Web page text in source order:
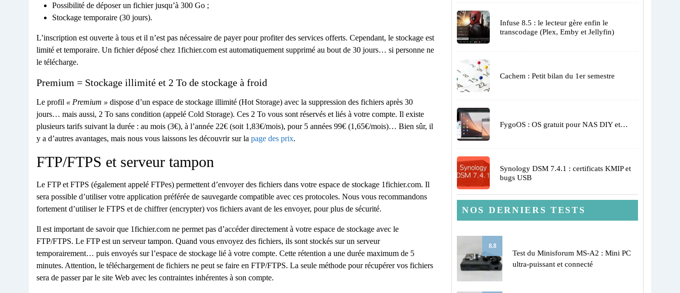
Possibilité de déposer un fichier jusqu’à 300 Go ;
Stockage temporaire (30 jours).
L’inscription est ouverte à tous et il n’est pas nécessaire de payer pour profiter des services offerts. Cependant, le stockage est
limité et temporaire. Un fichier déposé chez 1fichier.com est automatiquement supprimé au bout de 30 jours… si personne ne
le télécharge.
Premium = Stockage illimité et 2 To de stockage à froid
Le profil « Premium » dispose d’un espace de stockage illimité (Hot Storage) avec la suppression des fichiers après 30
jours… mais aussi, 2 To sans condition (appelé Cold Storage). Ces 2 To vous sont réservés et liés à votre compte. Il existe
plusieurs tarifs suivant la durée : au mois (3€), à l’année 22€ (soit 1,83€/mois), pour 5 années 99€ (1,65€/mois)… Bien sûr, il
y a d’autres avantages, mais nous vous laissons les découvrir sur la page des prix.
FTP/FTPS et serveur tampon
Le FTP et FTPS (également appelé FTPes) permettent d’envoyer des fichiers dans votre espace de stockage 1fichier.com. Il
sera possible d’utiliser votre application préférée de sauvegarde compatible avec ces protocoles. Nous vous recommandons
fortement d’utiliser le FTPS et de chiffrer (encrypter) vos fichiers avant de les envoyer, pour plus de sécurité.
Il est important de savoir que 1fichier.com ne permet pas d’accéder directement à votre espace de stockage avec le
FTP/FTPS. Le FTP est un serveur tampon. Quand vous envoyez des fichiers, ils sont stockés sur un serveur
temporairement… puis envoyés sur l’espace de stockage lié à votre compte. Cette rétention a une durée maximum de 5
minutes. Attention, le téléchargement de fichiers ne peut se faire en FTP/FTPS. La seule méthode pour récupérer vos fichiers
sera de passer par le site Web avec les contraintes inhérentes à son compte.
Infuse 8.5 : le lecteur gère enfin le
transcodage (Plex, Emby et Jellyfin)
Cachem : Petit bilan du 1er semestre
FygoOS : OS gratuit pour NAS DIY et…
Synology DSM 7.4.1 : certificats KMIP et
bugs USB
NOS DERNIERS TESTS
8.8
Test du Minisforum MS-A2 : Mini PC
ultra-puissant et connecté